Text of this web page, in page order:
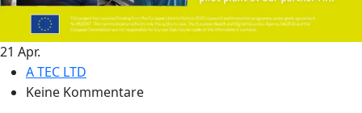
21 Apr.
A TEC LTD
Keine Kommentare